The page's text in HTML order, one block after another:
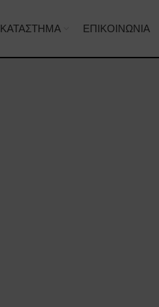
ΚΑΤΆΣΤΗΜΑ ΕΠΙΚΟΙΝΩΝΊΑ